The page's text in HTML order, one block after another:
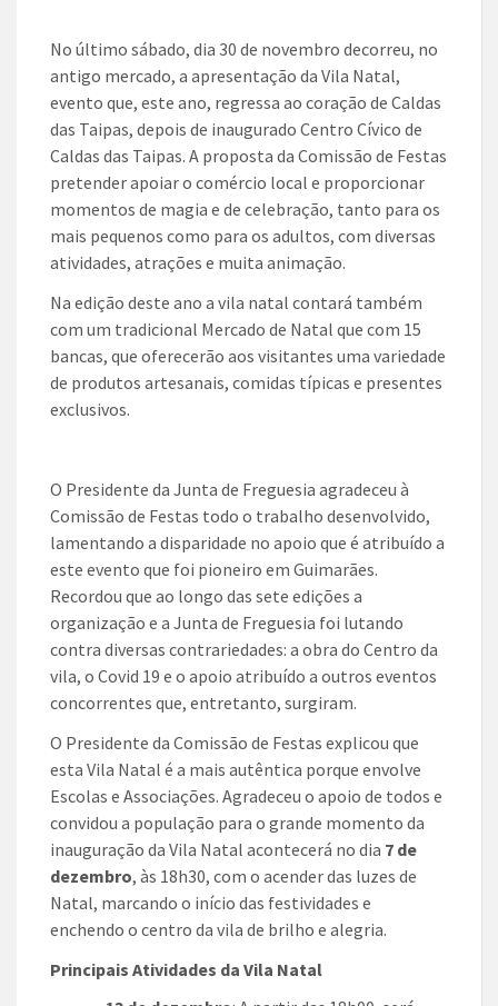
No último sábado, dia 30 de novembro decorreu, no
antigo mercado, a apresentação da Vila Natal,
evento que, este ano, regressa ao coração de Caldas
das Taipas, depois de inaugurado Centro Cívico de
Caldas das Taipas. A proposta da Comissão de Festas
pretender apoiar o comércio local e proporcionar
momentos de magia e de celebração, tanto para os
mais pequenos como para os adultos, com diversas
atividades, atrações e muita animação.
Na edição deste ano a vila natal contará também
com um tradicional Mercado de Natal que com 15
bancas, que oferecerão aos visitantes uma variedade
de produtos artesanais, comidas típicas e presentes
exclusivos.
O Presidente da Junta de Freguesia agradeceu à
Comissão de Festas todo o trabalho desenvolvido,
lamentando a disparidade no apoio que é atribuído a
este evento que foi pioneiro em Guimarães.
Recordou que ao longo das sete edições a
organização e a Junta de Freguesia foi lutando
contra diversas contrariedades: a obra do Centro da
vila, o Covid 19 e o apoio atribuído a outros eventos
concorrentes que, entretanto, surgiram.
O Presidente da Comissão de Festas explicou que
esta Vila Natal é a mais autêntica porque envolve
Escolas e Associações. Agradeceu o apoio de todos e
convidou a população para o grande momento da
inauguração da Vila Natal acontecerá no dia 7 de
dezembro, às 18h30, com o acender das luzes de
Natal, marcando o início das festividades e
enchendo o centro da vila de brilho e alegria.
Principais Atividades da Vila Natal